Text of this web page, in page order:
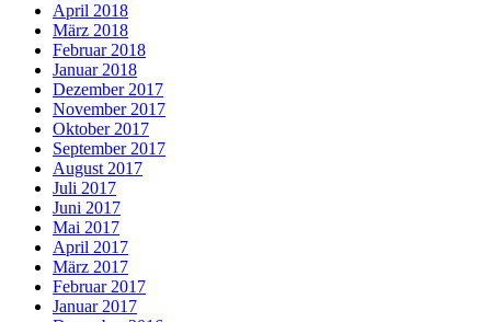
April 2018
März 2018
Februar 2018
Januar 2018
Dezember 2017
November 2017
Oktober 2017
September 2017
August 2017
Juli 2017
Juni 2017
Mai 2017
April 2017
März 2017
Februar 2017
Januar 2017